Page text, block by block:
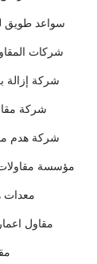
سواعد طويق
شركات
شركة إزالة
شركة
شركة هدم
مؤسسة
معدات
مقاول